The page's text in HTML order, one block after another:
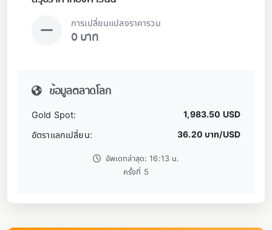
การเปลี่ยนแปลงราคารวม
0 บาท
ข้อมูลตลาดโลก
Gold Spot:
1,983.50 USD
อัตราแลกเปลี่ยน:
36.20 บาท/USD
อัพเดทล่าสุด: 16:13 น.
ครั้งที่ 5